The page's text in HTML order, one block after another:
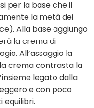
per la base che il
la metà dei
Alla base aggiungo
la crema di
All’assaggio la
crema contrasta la
legato dalla
e con poco
equilibri.